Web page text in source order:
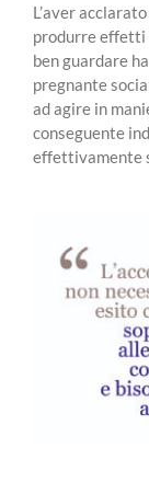
L’aver
produrre effetti
ben guardare
pregnante
ad agire in
conseguente
effettivamente